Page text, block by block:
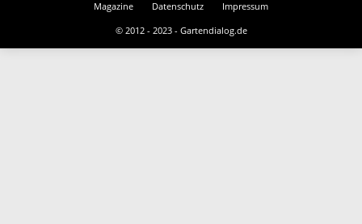
Magazine Datenschutz
Impressum
© 2012 - 2023 - Gartendialog.de